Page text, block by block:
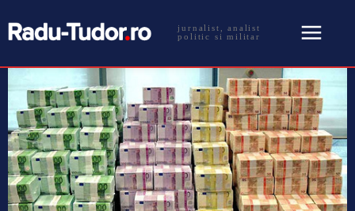
jurnalist, analist
politic si militar